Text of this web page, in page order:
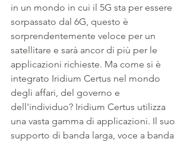
in un mondo in cui il 5G sta per essere
sorpassato dal 6G, questo è
sorprendentemente veloce per un
satellitare e sarà ancor di più per le
applicazioni richieste. Ma come si è
integrato Iridium Certus nel mondo
degli affari, del governo e
dell'individuo? Iridium Certus utilizza
una vasta gamma di applicazioni. Il suo
supporto di banda larga, voce a banda